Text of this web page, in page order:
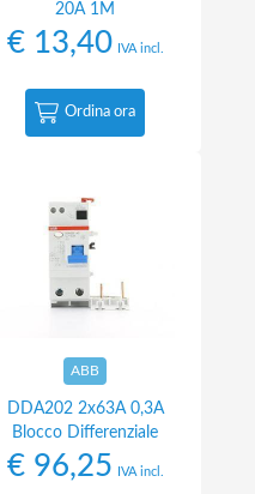
20A 1M
€13,40 IVA incl.
Ordina ora
ABB
DDA202 2x63A 0,3A
Blocco Differenziale
€96,25 IVA incl.